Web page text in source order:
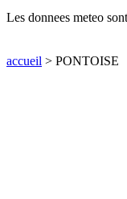
Les donnees meteo
accueil > PONTOISE